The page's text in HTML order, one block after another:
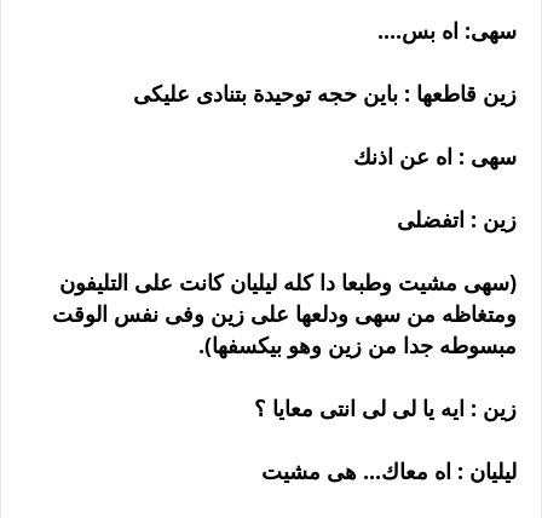
سهى: اه بس....
زين قاطعها : باين حجه توحيدة بتنادى عليكى
سهى : اه عن اذنك
زين : اتفضلى
(سهى مشيت وطبعا دا كله ليليان كانت على التليفون
ومتغاظه من سهى ودلعها على زين وفى نفس الوقت
مبسوطه جدا من زين وهو بيكسفها).
زين : ايه يا لى لى انتى معايا ؟
ليليان : اه معاك... هى مشيت